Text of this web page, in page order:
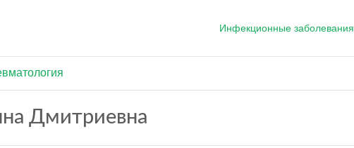
Инфекционные заболевания
Дмитриевна